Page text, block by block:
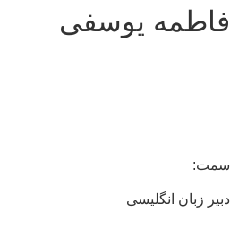
یوسفی
زبان انگلیسی